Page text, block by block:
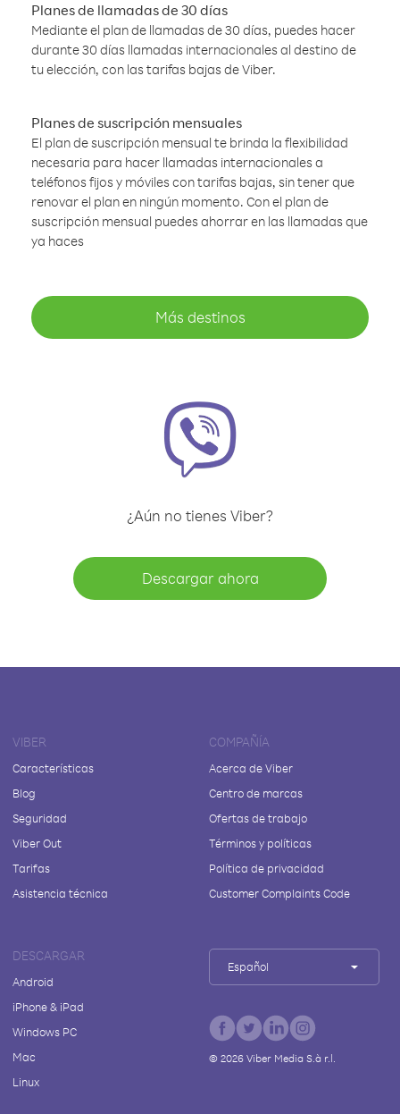
Planes de llamadas de 30 días
Mediante el plan de llamadas de 30 días, puedes hacer
durante 30 días llamadas internacionales al destino de
tu elección, con las tarifas bajas de Viber.
Planes de suscripción mensuales
El plan de suscripción mensual te brinda la flexibilidad
necesaria para hacer llamadas internacionales a
teléfonos fijos y móviles con tarifas bajas, sin tener que
renovar el plan en ningún momento. Con el plan de
suscripción mensual puedes ahorrar en las llamadas que
ya haces
Más destinos
¿Aún no tienes Viber?
Descargar ahora
VIBER
Características
Blog
Seguridad
Viber Out
Tarifas
Asistencia técnica
COMPAÑÍA
Acerca de Viber
Centro de marcas
Ofertas de trabajo
Términos y políticas
Política de privacidad
Customer Complaints Code
DESCARGAR
Android
iPhone & iPad
Windows PC
Mac
Linux
Español
© 2026Viber Media S.à r.l.